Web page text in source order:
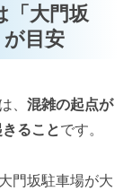
「大門坂
目安
、 混雑の起点が
ることです。
門坂駐車場が大